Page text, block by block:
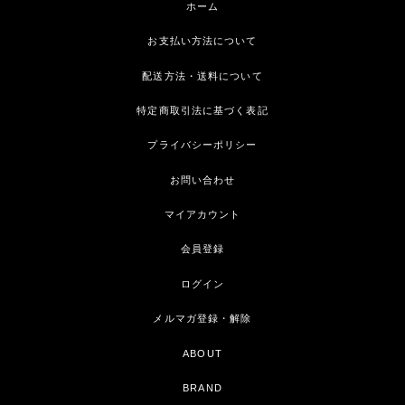
ホーム
お支払い方法について
配送方法・送料について
特定商取引法に基づく表記
プライバシーポリシー
お問い合わせ
マイアカウント
会員登録
ログイン
メルマガ登録・解除
ABOUT
BRAND